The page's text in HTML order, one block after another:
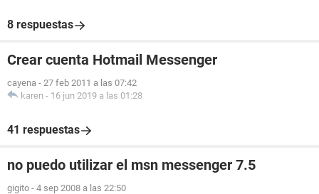
8 respuestas
Crear cuenta Hotmail Messenger
cayena - 27 feb 2011 a las 07:42
karen - 16 jun 2019 a las 01:28
41 respuestas
no puedo utilizar el msn messenger 7.5
gigito - 4 sep 2008 a las 22:50